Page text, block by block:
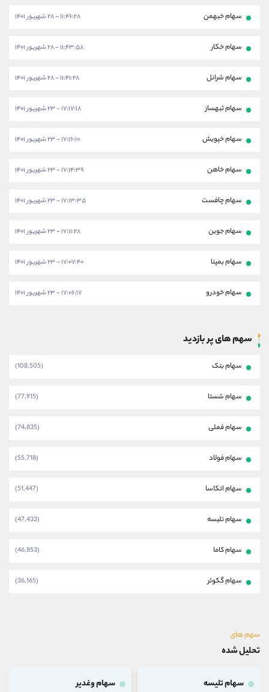
سهام خبهمن ۱۱:۴۶:۲۸ - ۲۸ شهریور ۱۴۰۱
سهام خکار ۱۱:۴۳:۵۸ - ۲۸ شهریور ۱۴۰۱
سهام شرانل ۱۱:۴۱:۲۸ - ۲۸ شهریور ۱۴۰۱
سهام ثبهساز ۱۷:۱۷:۱۸ - ۲۳ شهریور ۱۴۰۱
سهام خپویش ۱۷:۱۶:۱۰ - ۲۳ شهریور ۱۴۰۱
سهام خاهن ۱۷:۱۴:۳۹ - ۲۳ شهریور ۱۴۰۱
سهام چافست ۱۷:۱۳:۳۵ - ۲۳ شهریور ۱۴۰۱
سهام جوین ۱۷:۱۱:۲۸ - ۲۳ شهریور ۱۴۰۱
سهام بمپنا ۱۷:۰۷:۴۰ - ۲۳ شهریور ۱۴۰۱
سهام خودرو ۱۷:۰۶:۱۷ - ۲۳ شهریور ۱۴۰۱
سهم های پر بازدید
سهام بتک (108,505)
سهام شستا (77,915)
سهام فملی (74,835)
سهام فولاد (55,718)
سهام اتکاسا (51,447)
سهام تلیسه (47,433)
سهام کاما (46,853)
سهام گکوثر (36,165)
سهم های
تحلیل شده
سهام تلیسه سهام وغدیر